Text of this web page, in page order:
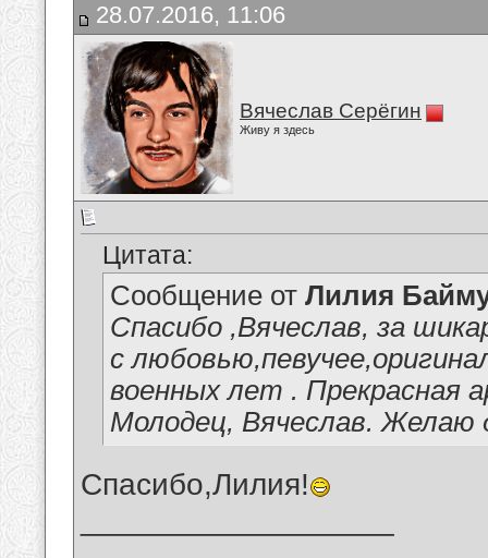
28.07.2016, 11:06
Вячеслав Серёгин
Живу я здесь
Цитата:
Сообщение от Лилия
Спасибо ,Вячеслав, за
с
военных лет . Прекрасная
Молодец, Вячеслав. Желаю
Спасибо,Лилия!